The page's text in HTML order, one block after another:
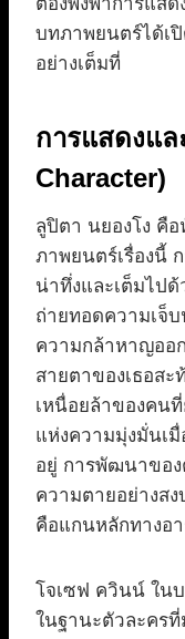
ต้องพึ่งพาการแส
บทภาพยนตร์ได้เ
อย่างเต็มที่
การแสดงแ
Character)
ลูปิตา นยองโง คื
ภาพยนตร์เรื่องนี้
น่าทึ่งและเต็มไปด้
ถ่ายทอดความเจ็
ความกล้าหาญออ
สายตาของเธอสะ
เหนื่อยล้าของคน
แห่งความมุ่งมั่นเ
อยู่ การพัฒนาของ
ความตายอย่างสง
คือแกนหลักทางอ
โจเซฟ ควินน์ ใน
ในฐานะตัวละครที่